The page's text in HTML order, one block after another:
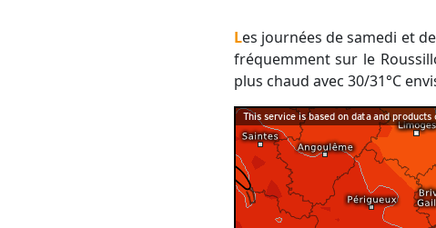
Les journées de samedi et de dimanche devraient dès lors être les plus chaudes. Nous devrions avoir 26/28°C
fréquemment sur le
plus chaud avec 30/31°C